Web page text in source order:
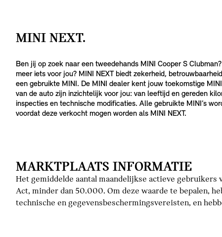
MINI NEXT.
Ben jij op zoek naar een tweedehands MINI Cooper S
meer iets voor jou? MINI NEXT biedt zekerheid,
een gebruikte MINI. De MINI dealer kent jouw toekomstige
van de auto zijn inzichtelijk voor jou: van leeftijd en gereden
inspecties en technische modificaties. Alle gebruikte MINI’s
voordat deze verkocht mogen worden als MINI NEXT.
MARKTPLAATS INFORMATIE
Het gemiddelde aantal maandelijkse actieve
Act, minder dan 50.000. Om deze waarde te bepalen,
technische en gegevensbeschermingsvereisten, en